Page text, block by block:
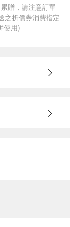
贈，請注意訂單
之折價券消費指定
使用)